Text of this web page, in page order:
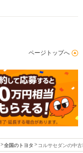
ページトップへ
全国のトヨタ コルサセダンの中古